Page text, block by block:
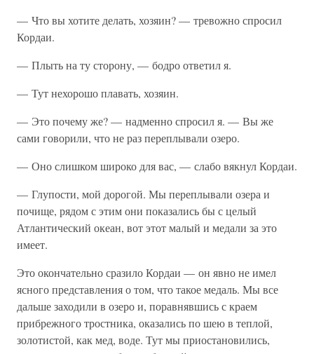
— Что вы хотите делать, хозяин? — тревожно спросил
Кордаи.
— Плыть на ту сторону, — бодро ответил я.
— Тут нехорошо плавать, хозяин.
— Это почему же? — надменно спросил я. — Вы же
сами говорили, что не раз переплывали озеро.
— Оно слишком широко для вас, — слабо вякнул Кордаи.
— Глупости, мой дорогой. Мы переплывали озера и
почище, рядом с этим они показались бы с целый
Атлантический океан, вот этот малый и медали за это
имеет.
Это окончательно сразило Кордаи — он явно не имел
ясного представления о том, что такое медаль. Мы все
дальше заходили в озеро и, поравнявшись с краем
прибрежного тростника, оказались по шею в теплой,
золотистой, как мед, воде. Тут мы приостановились,